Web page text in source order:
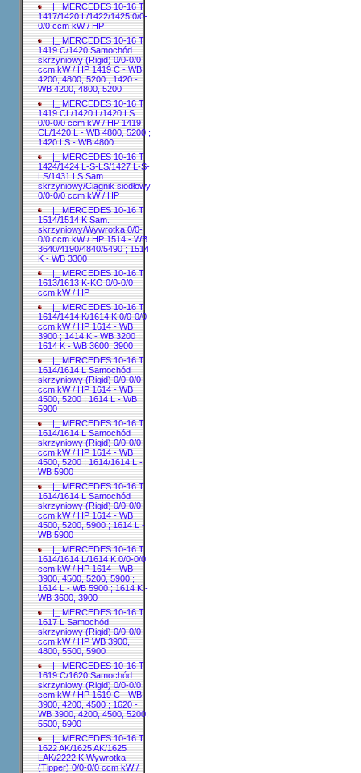
|_ MERCEDES 10-16 T
1417/1420 L/1422/1425 0/0-
0/0 ccm kW / HP
|_ MERCEDES 10-16 T
1419 C/1420 Samochód
skrzyniowy (Rigid) 0/0-0/0
ccm kW / HP 1419 C - WB
4200, 4800, 5200 ; 1420 -
WB 4200, 4800, 5200
|_ MERCEDES 10-16 T
1419 CL/1420 L/1420 LS
0/0-0/0 ccm kW / HP 1419
CL/1420 L - WB 4800, 5200 ;
1420 LS - WB 4800
|_ MERCEDES 10-16 T
1424/1424 L-S-LS/1427 L-S-
LS/1431 LS Sam.
skrzyniowy/Ciągnik siodłowy
0/0-0/0 ccm kW / HP
|_ MERCEDES 10-16 T
1514/1514 K Sam.
skrzyniowy/Wywrotka 0/0-
0/0 ccm kW / HP 1514 - WB
3640/4190/4840/5490 ; 1514
K - WB 3300
|_ MERCEDES 10-16 T
1613/1613 K-KO 0/0-0/0
ccm kW / HP
|_ MERCEDES 10-16 T
1614/1414 K/1614 K 0/0-0/0
ccm kW / HP 1614 - WB
3900 ; 1414 K - WB 3200 ;
1614 K - WB 3600, 3900
|_ MERCEDES 10-16 T
1614/1614 L Samochód
skrzyniowy (Rigid) 0/0-0/0
ccm kW / HP 1614 - WB
4500, 5200 ; 1614 L - WB
5900
|_ MERCEDES 10-16 T
1614/1614 L Samochód
skrzyniowy (Rigid) 0/0-0/0
ccm kW / HP 1614 - WB
4500, 5200 ; 1614/1614 L -
WB 5900
|_ MERCEDES 10-16 T
1614/1614 L Samochód
skrzyniowy (Rigid) 0/0-0/0
ccm kW / HP 1614 - WB
4500, 5200, 5900 ; 1614 L -
WB 5900
|_ MERCEDES 10-16 T
1614/1614 L/1614 K 0/0-0/0
ccm kW / HP 1614 - WB
3900, 4500, 5200, 5900 ;
1614 L - WB 5900 ; 1614 K -
WB 3600, 3900
|_ MERCEDES 10-16 T
1617 L Samochód
skrzyniowy (Rigid) 0/0-0/0
ccm kW / HP WB 3900,
4800, 5500, 5900
|_ MERCEDES 10-16 T
1619 C/1620 Samochód
skrzyniowy (Rigid) 0/0-0/0
ccm kW / HP 1619 C - WB
3900, 4200, 4500 ; 1620 -
WB 3900, 4200, 4500, 5200,
5500, 5900
|_ MERCEDES 10-16 T
1622 AK/1625 AK/1625
LAK/2222 K Wywrotka
(Tipper) 0/0-0/0 ccm kW /